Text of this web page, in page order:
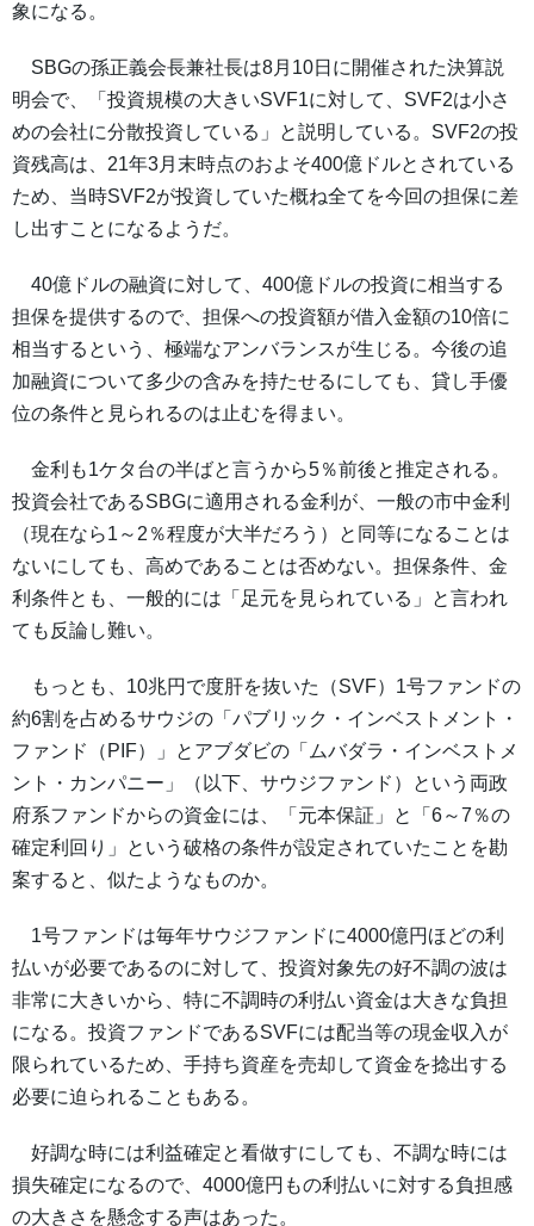
象になる。
SBGの孫正義会長兼社長は8月10日に開催された決算説
明会で、「投資規模の大きいSVF1に対して、SVF2は小さ
めの会社に分散投資している」と説明している。SVF2の投
資残高は、21年3月末時点のおよそ400億ドルとされている
ため、当時SVF2が投資していた概ね全てを今回の担保に差
し出すことになるようだ。
40億ドルの融資に対して、400億ドルの投資に相当する
担保を提供するので、担保への投資額が借入金額の10倍に
相当するという、極端なアンバランスが生じる。今後の追
加融資について多少の含みを持たせるにしても、貸し手優
位の条件と見られるのは止むを得まい。
金利も1ケタ台の半ばと言うから5％前後と推定される。
投資会社であるSBGに適用される金利が、一般の市中金利
（現在なら1～2％程度が大半だろう）と同等になることは
ないにしても、高めであることは否めない。担保条件、金
利条件とも、一般的には「足元を見られている」と言われ
ても反論し難い。
もっとも、10兆円で度肝を抜いた（SVF）1号ファンドの
約6割を占めるサウジの「パブリック・インベストメント・
ファンド（PIF）」とアブダビの「ムバダラ・インベストメ
ント・カンパニー」（以下、サウジファンド）という両政
府系ファンドからの資金には、「元本保証」と「6～7％の
確定利回り」という破格の条件が設定されていたことを勘
案すると、似たようなものか。
1号ファンドは毎年サウジファンドに4000億円ほどの利
払いが必要であるのに対して、投資対象先の好不調の波は
非常に大きいから、特に不調時の利払い資金は大きな負担
になる。投資ファンドであるSVFには配当等の現金収入が
限られているため、手持ち資産を売却して資金を捻出する
必要に迫られることもある。
好調な時には利益確定と看做すにしても、不調な時には
損失確定になるので、4000億円もの利払いに対する負担感
の大きさを懸念する声はあった。